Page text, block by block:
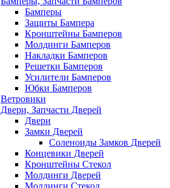
Бамперы
Защиты Бампера
Кронштейны Бамперов
Молдинги Бамперов
Накладки Бамперов
Решетки Бамперов
Усилители Бамперов
Юбки Бамперов
Ветровики
Двери, Запчасти Дверей
Двери
Замки Дверей
Соленоиды Замков Дверей
Концевики Дверей
Кронштейны Стекол
Молдинги Дверей
Молдинги Стекол